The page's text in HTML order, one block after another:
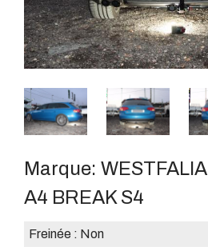
Marque: WESTFALIA
A4 BREAK S4
Freinée : Non